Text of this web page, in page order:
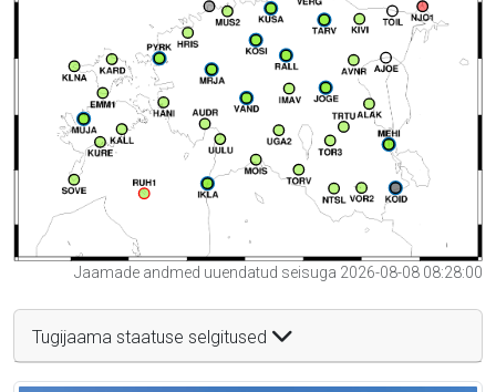
Jaamade andmed uuendatud seisuga 2026-08-08 08:28:00
Tugijaama staatuse selgitused